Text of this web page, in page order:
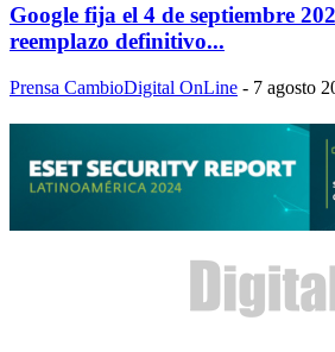
Google fija el 4 de septiembre
reemplazo definitivo...
Prensa CambioDigital OnLine - 7 agosto